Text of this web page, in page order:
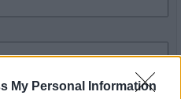
My Personal Information
elfogadom azadatvédelmi